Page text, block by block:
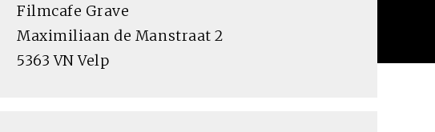
Filmcafe Grave
Maximiliaan de Manstraat 2
5363 VN Velp